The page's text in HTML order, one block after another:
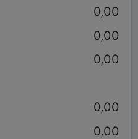
0,00
0,00
0,00
0,00
0,00